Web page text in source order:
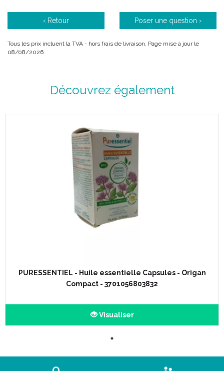
‹ Retour Poser une question ›
Tous les prix incluent la TVA - hors frais de livraison. Page mise à jour le
08/08/2026.
Découvrez également
PURESSENTIEL - Huile essentielle Capsules - Origan
Compact - 3701056803832
Visualiser